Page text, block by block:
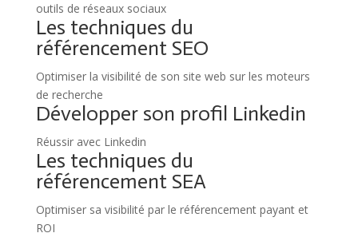
outils de réseaux sociaux
Les techniques du
référencement SEO
Optimiser la visibilité de son site web sur les moteurs
de recherche
Développer son profil Linkedin
Réussir avec Linkedin
Les techniques du
référencement SEA
Optimiser sa visibilité par le référencement payant et
ROI